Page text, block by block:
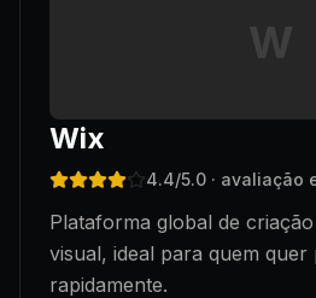
W
Wix
4.4/5.0 · avaliação
Plataforma global de
visual, ideal para quem quer
rapidamente.